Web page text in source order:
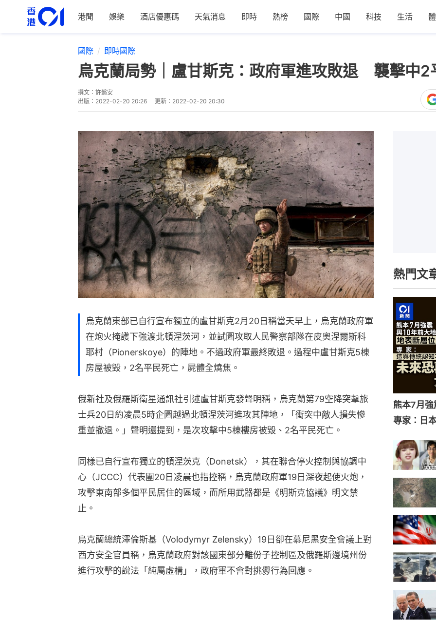
港聞 娛樂 酒店優惠碼 天氣消息 即時 熱榜 國際 中國 科技 生活
國際 即時國際
烏克蘭局勢｜盧甘斯克：政府軍進攻敗退 襲擊中2
撰文： 許懿安
出版： 2022-02-20 20:26 更新： 2022-02-20 20:30
烏克蘭東部已自行宣布獨立的盧甘斯克2月20日稱當天早上，烏克蘭政府軍
在炮火掩護下強渡北頓涅茨河，並試圖攻取人民警察部隊在皮奧涅爾斯科
耶村（Pionerskoye）的陣地。不過政府軍最終敗退。過程中盧甘斯克5棟
房屋被毀，2名平民死亡，屍體全燒焦。
俄新社及俄羅斯衛星通訊社引述盧甘斯克發聲明稱，烏克蘭第79空降突擊旅
士兵20日約凌晨5時企圖越過北頓涅茨河進攻其陣地，「衝突中敵人損失慘
重並撤退。」聲明還提到，是次攻擊中5棟樓房被毀、2名平民死亡。
同樣已自行宣布獨立的頓涅茨克（Donetsk），其在聯合停火控制與協調中
心（JCCC）代表團20日凌晨也指控稱，烏克蘭政府軍19日深夜起使火炮，
攻擊東南部多個平民居住的區域，而所用武器都是《明斯克協議》明文禁
止。
烏克蘭總統澤倫斯基（Volodymyr Zelensky）19日卻在慕尼黑安全會議上對
西方安全官員稱，烏克蘭政府對該國東部分離份子控制區及俄羅斯邊境州份
進行攻擊的說法「純屬虛構」，政府軍不會對挑釁行為回應。
熱門文
熊本7月
專家：日